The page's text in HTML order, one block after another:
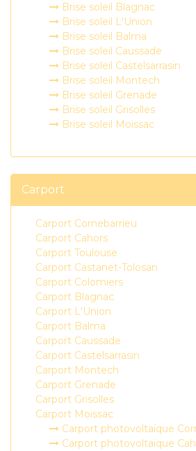
Brise soleil Blagnac
Brise soleil L'Union
Brise soleil Balma
Brise soleil Caussade
Brise soleil Castelsarrasin
Brise soleil Montech
Brise soleil Grenade
Brise soleil Grisolles
Brise soleil Moissac
Carport
Carport Cornebarrieu
Carport Cahors
Carport Toulouse
Carport Castanet-Tolosan
Carport Colomiers
Carport Blagnac
Carport L'Union
Carport Balma
Carport Caussade
Carport Castelsarrasin
Carport Montech
Carport Grenade
Carport Grisolles
Carport Moissac
Carport photovoltaïque
Carport photovoltaïque